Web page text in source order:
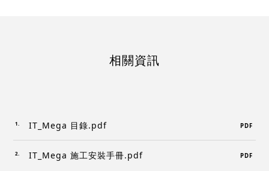
相關資訊
IT_Mega 目錄.pdf PDF
IT_Mega 施工安裝手冊.pdf PDF